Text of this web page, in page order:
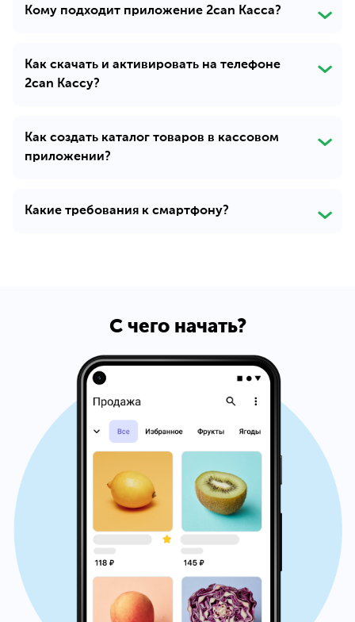
Кому подходит приложение 2can Касса?
Как скачать и активировать на телефоне
2can Кассу?
Как создать каталог товаров в кассовом
приложении?
Какие требования к смартфону?
С чего начать?